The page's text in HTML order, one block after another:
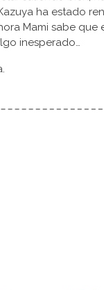
ha estado
Mami sabe que
inesperado…